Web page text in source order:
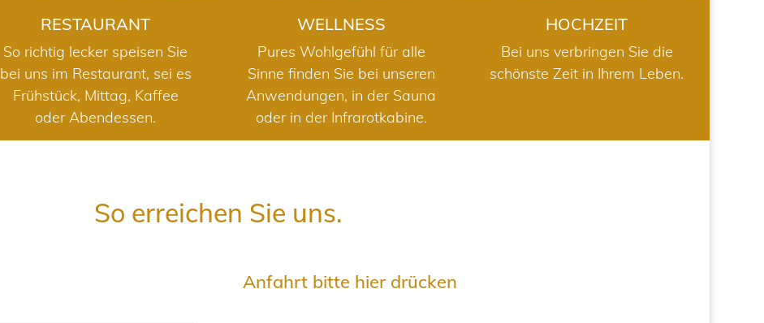
RESTAURANT
So richtig lecker speisen Sie
bei uns im Restaurant, sei es
Frühstück, Mittag, Kaffee
oder Abendessen.
WELLNESS
Pures Wohlgefühl für alle
Sinne finden Sie bei unseren
Anwendungen, in der Sauna
oder in der Infrarotkabine.
HOCHZEIT
Bei uns verbringen Sie die
schönste Zeit in Ihrem Leben.
So erreichen Sie uns.
Anfahrt bitte hier drücken